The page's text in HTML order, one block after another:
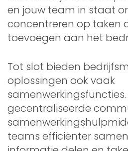
en jouw team in staat
concentreren op taken
toevoegen aan het
Tot slot bieden
oplossingen ook vaak
samenwerkingsfuncties.
gecentraliseerde
teams efficiënter